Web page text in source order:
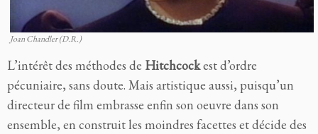
Joan Chandler (D.R.)
L’intérêt des méthodes de Hitchcockest d’ordre
pécuniaire, sans doute. Mais artistique aussi, puisqu’un
directeur de film embrasse enfin son oeuvre dans son
ensemble, en construit les moindres facettes et décide des